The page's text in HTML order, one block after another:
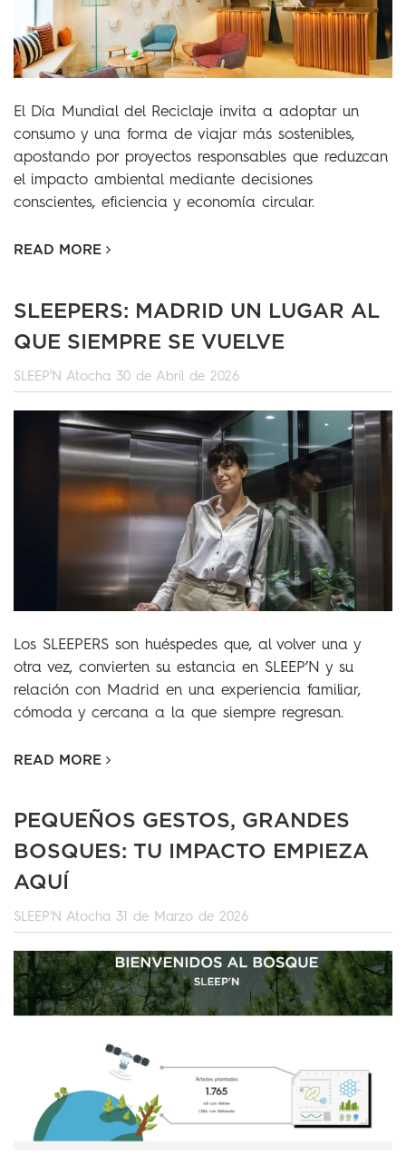
El Día Mundial del Reciclaje invita a adoptar un
consumo y una forma de viajar más sostenibles,
apostando por proyectos responsables que reduzcan
el impacto ambiental mediante decisiones
conscientes, eficiencia y economía circular.
READ MORE
SLEEPERS: MADRID UN LUGAR AL
QUE SIEMPRE SE VUELVE
SLEEP'N Atocha 30 de Abril de 2026
Los SLEEPERS son huéspedes que, al volver una y
otra vez, convierten su estancia en SLEEP’N y su
relación con Madrid en una experiencia familiar,
cómoda y cercana a la que siempre regresan.
READ MORE
PEQUEÑOS GESTOS, GRANDES
BOSQUES: TU IMPACTO EMPIEZA
AQUÍ
SLEEP'N Atocha 31 de Marzo de 2026